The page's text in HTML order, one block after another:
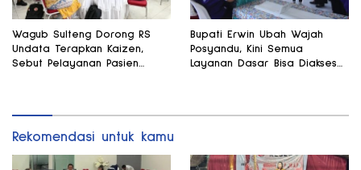
Wagub Sulteng Dorong RS
Undata Terapkan Kaizen,
Sebut Pelayanan Pasien
Bupati Erwin Ubah Wajah
Posyandu, Kini Semua
Layanan Dasar Bisa Diakses
Rekomendasi untuk kamu